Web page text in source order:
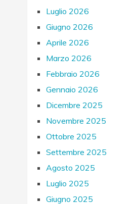
Luglio 2026
Giugno 2026
Aprile 2026
Marzo 2026
Febbraio 2026
Gennaio 2026
Dicembre 2025
Novembre 2025
Ottobre 2025
Settembre 2025
Agosto 2025
Luglio 2025
Giugno 2025